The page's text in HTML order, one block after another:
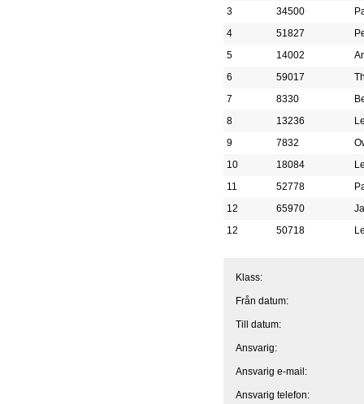
3
34500
4
51827
5
14002
6
59017
7
8330
8
13236
9
7832
10
18084
11
52778
12
65970
12
50718
Klass:
Från datum:
Till datum:
Ansvarig:
Ansvarig e-mail:
Ansvarig telefon: